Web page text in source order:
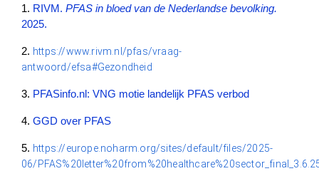
1. RIVM. PFAS in bloed van de Nederlandse bevolking.
2025.
2. https://www.rivm.nl/pfas/vraag-
antwoord/efsa#Gezondheid
3. PFASinfo.nl: VNG motie landelijk PFAS verbod
4. GGD over PFAS
5. https://europe.noharm.org/sites/default/files/2025-
06/